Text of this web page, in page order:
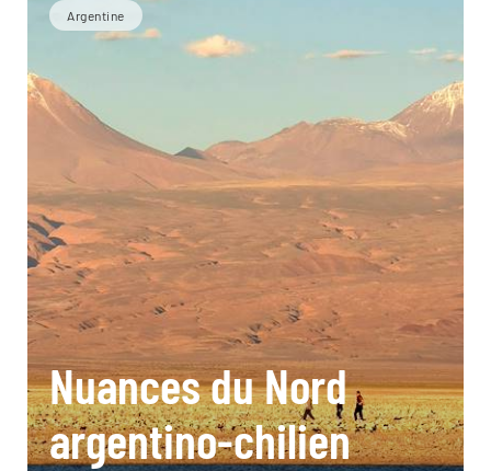
Argentine
Nuances du Nord
argentino-chilien